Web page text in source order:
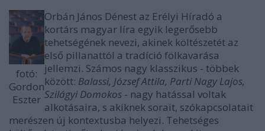
fotó:
Gordon
Eszter
Orbán János Dénest az Erélyi Híradó a
kortárs magyar líra egyik legerősebb
tehetségének nevezi, akinek költészetét az
első pillanattól a tradíció fölkavarása
jellemzi. Számos nagy klasszikus - többek
között: Balassi, József Attila, Parti Nagy Lajos,
Szilágyi Domokos - nagy hatással voltak
alkotásaira, s akiknek sorait, szókapcsolatait
merészen új kontextusba helyezi. Tehetséges